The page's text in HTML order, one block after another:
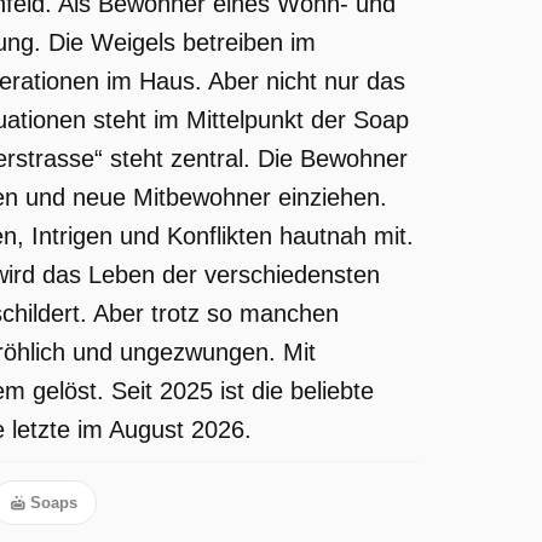
Die Weigels betreiben im
im Haus. Aber nicht nur das
steht im Mittelpunkt der Soap
steht zentral. Die Bewohner
und neue Mitbewohner einziehen.
Intrigen und Konflikten hautnah mit.
das Leben der verschiedensten
Aber trotz so manchen
und ungezwungen. Mit
gelöst. Seit 2025 ist die beliebte
letzte im August 2026.
Soaps